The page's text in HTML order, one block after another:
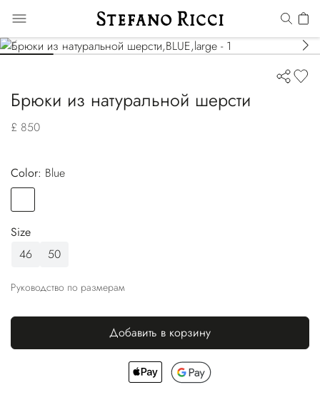
Брюки из натуральной шерсти
£ 850
Color:
blue
Size
46
50
Руководство по размерам
Добавить в корзину